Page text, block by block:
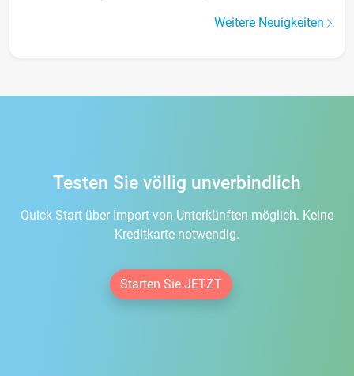
Weitere Neuigkeiten
Testen Sie völlig unverbindlich
Quick Start über Import von Unterkünften möglich. Keine
Kreditkarte notwendig.
Starten Sie JETZT